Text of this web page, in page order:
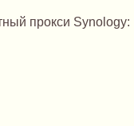
прокси Synology: